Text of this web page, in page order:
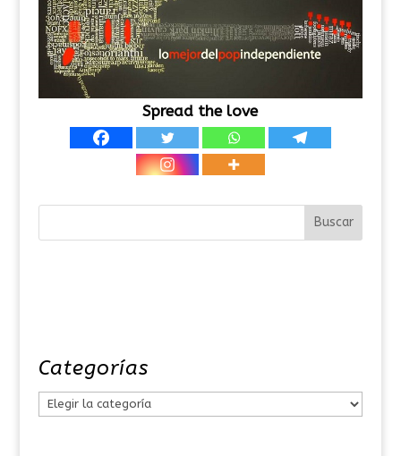
Spread the love
Categorías